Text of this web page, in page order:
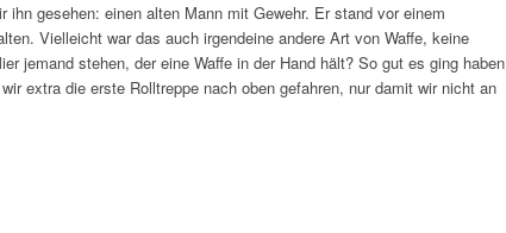
gesehen: einen alten Mann mit Gewehr. Er stand vor einem
Vielleicht war das auch irgendeine andere Art von Waffe, keine
jemand stehen, der eine Waffe in der Hand hält? So gut es ging haben
extra die erste Rolltreppe nach oben gefahren, nur damit wir nicht an